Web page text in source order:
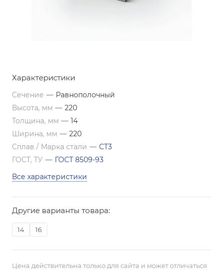
Характеристики
Сечение — Равнополочный
Высота, мм — 220
Толщина, мм — 14
Ширина, мм — 220
Сплав / Марка стали — СТ3
ГОСТ, ТУ — ГОСТ 8509-93
Все характеристики
Другие варианты товара:
14 16
Цена действительна только для сайта и может отличаться